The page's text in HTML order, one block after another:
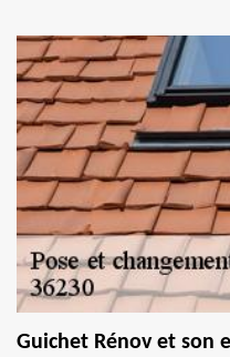
Guichet Rénov et son